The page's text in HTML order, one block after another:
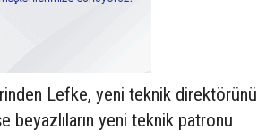
Lefke, yeni teknik direktörünü
beyazlıların yeni teknik patronu